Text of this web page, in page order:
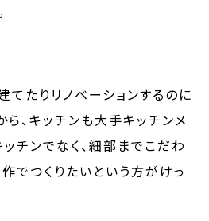
てたりリノベーションするのに
、キッチンも大手キッチンメ
チンでなく、細部までこだわ
でつくりたいという方がけっ